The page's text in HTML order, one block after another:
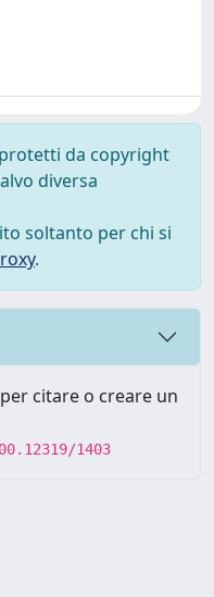
da copyright
diversa
soltanto per chi si
.
citare o creare un
1403